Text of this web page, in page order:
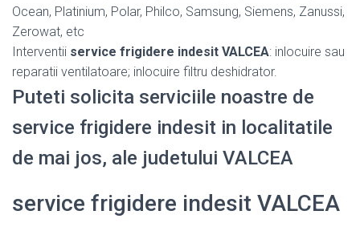
Ocean, Platinium, Polar, Philco, Samsung, Siemens, Zanussi,
Zerowat, etc
Interventii service frigidere indesit VALCEA: inlocuire sau
reparatii ventilatoare; inlocuire filtru deshidrator.
Puteti solicita serviciile noastre de
service frigidere indesit in localitatile
de mai jos, ale judetului VALCEA
service frigidere indesit VALCEA